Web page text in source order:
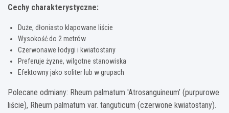
Cechy charakterystyczne:
Duże, dłoniasto klapowane liście
Wysokość do 2 metrów
Czerwonawe łodygi i kwiatostany
Preferuje żyzne, wilgotne stanowiska
Efektowny jako soliter lub w grupach
Polecane odmiany: Rheum palmatum 'Atrosanguineum’ (purpurowe
liście), Rheum palmatum var. tanguticum (czerwone kwiatostany).